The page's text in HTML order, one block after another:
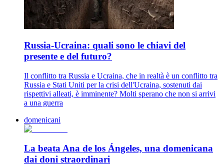
Russia-Ucraina: quali sono le chiavi del
presente e del futuro?
Il conflitto tra Russia e Ucraina, che in realtà è un conflitto tra
Russia e Stati Uniti per la crisi dell'Ucraina, sostenuti dai
rispettivi alleati, è imminente? Molti sperano che non si arrivi
a una guerra
domenicani
La beata Ana de los Ángeles, una domenicana
dai doni straordinari